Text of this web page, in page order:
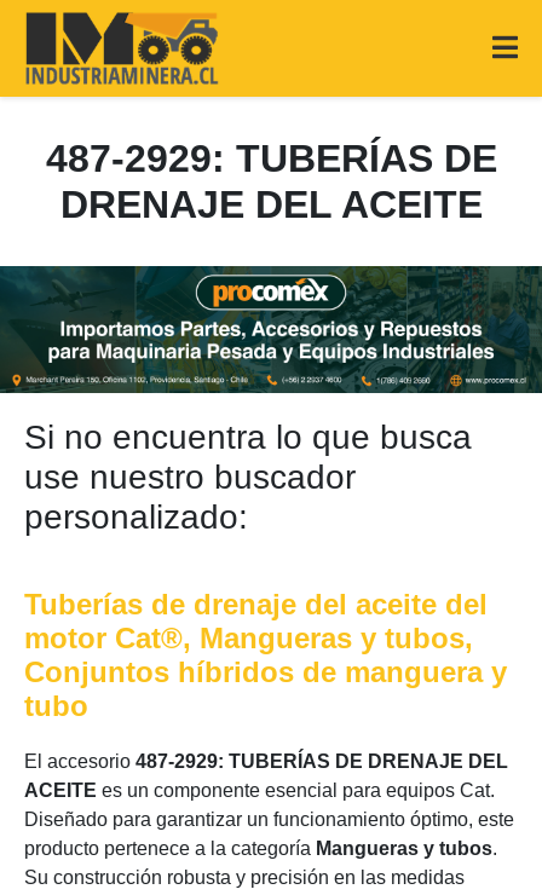
487-2929: TUBERÍAS DE
DRENAJE DEL ACEITE
Si no encuentra lo que busca
use nuestro buscador
personalizado:
Tuberías de drenaje del aceite del
motor Cat®, Mangueras y tubos,
Conjuntos híbridos de manguera y
tubo
El accesorio 487-2929: TUBERÍAS DE DRENAJE DEL
ACEITE es un componente esencial para equipos Cat.
Diseñado para garantizar un funcionamiento óptimo, este
producto pertenece a la categoría Mangueras y tubos.
Su construcción robusta y precisión en las medidas